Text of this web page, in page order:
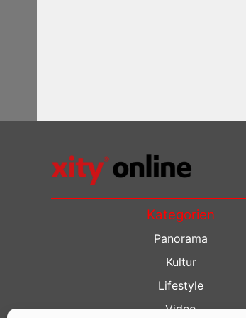
Kategorien
Panorama
Kultur
Lifestyle
Video